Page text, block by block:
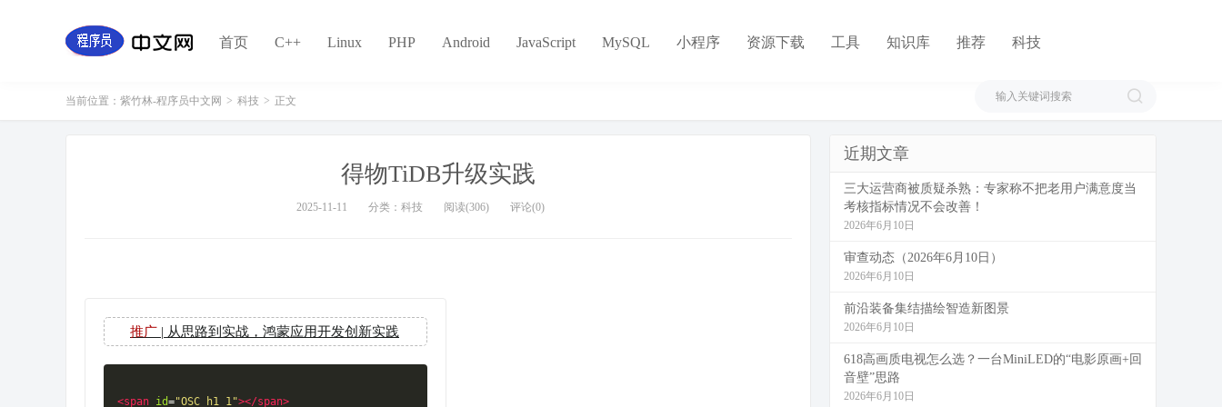
首页 C++ Linux PHP Android JavaScript MySQL 小程序 资源下载 工具 知识库 推荐 科技
当前位置： 紫竹林-程序员中文网 > 科技 > 正文
得物TiDB升级实践
2025-11-11 分类：科技 阅读(306) 评论(0)
推广 | 从思路到实战，鸿蒙应用开发创新实践
<span id="OSC_h1_1"></span>
近期文章
三大运营商被质疑杀熟：专家称不把老用户满意度当
考核指标情况不会改善！
2026年6月10日
审查动态（2026年6月10日）
2026年6月10日
前沿装备集结描绘智造新图景
2026年6月10日
618高画质电视怎么选？一台MiniLED的“电影原画+回
音壁”思路
2026年6月10日